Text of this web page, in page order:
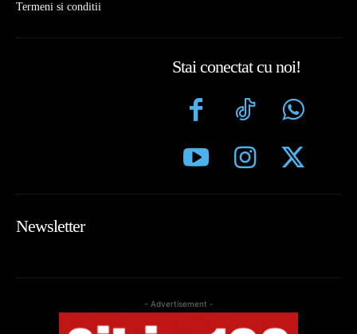
Termeni si conditii
Stai conectat cu noi!
Newsletter
- Advertisement -